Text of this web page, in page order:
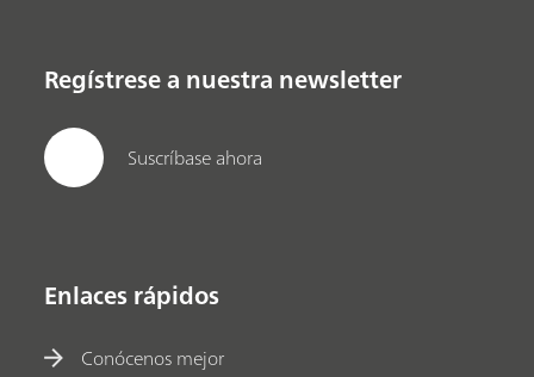
Regístrese a nuestra newsletter
Suscríbase ahora
Enlaces rápidos
Conócenos mejor